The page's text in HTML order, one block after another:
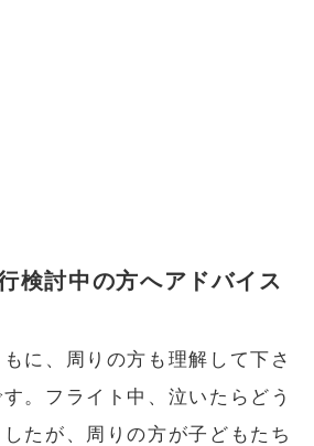
検討中の方へアドバイス
に、周りの方も理解して下さ
。フライト中、泣いたらどう
たが、周りの方が子どもたち